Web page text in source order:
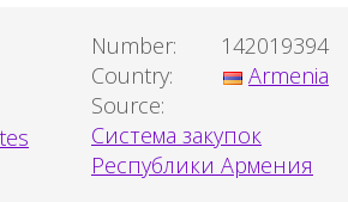
Number:
142019394
Country:
Armenia
Source:
Система закупок
Республики Армения